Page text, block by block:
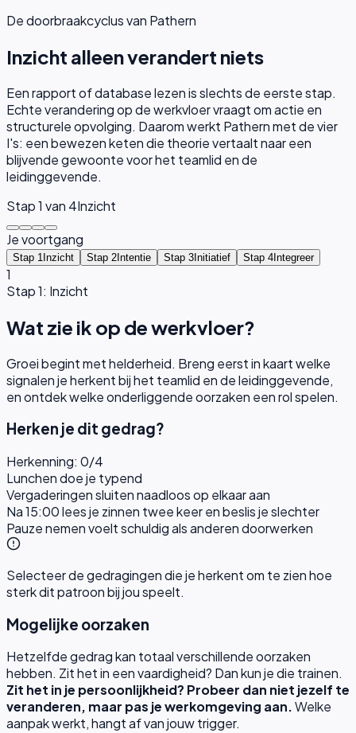
De doorbraakcyclus van Pathern
Inzicht alleen verandert niets
Een rapport of database lezen is slechts de eerste stap.
Echte verandering op de werkvloer vraagt om actie en
structurele opvolging. Daarom werkt Pathern met de vier
I's: een bewezen keten die theorie vertaalt naar een
blijvende gewoonte voor het teamlid en de
leidinggevende.
Stap1 van 4Inzicht
Je voortgang
Stap 1 Inzicht Stap 2Intentie Stap 3Initiatief Stap 4Integreer
1
Stap 1: Inzicht
Wat zie ik op de werkvloer?
Groei begint met helderheid. Breng eerst in kaart welke
signalen je herkent bij het teamlid en de leidinggevende,
en ontdek welke onderliggende oorzaken een rol spelen.
Herken je dit gedrag?
Herkenning: 0/4
Lunchen doe je typend
Vergaderingen sluiten naadloos op elkaar aan
Na 15:00 lees je zinnen twee keer en beslis je slechter
Pauze nemen voelt schuldig als anderen doorwerken
Selecteer de gedragingen die je herkent om te zien hoe
sterk dit patroon bij jou speelt.
Mogelijke oorzaken
Hetzelfde gedrag kan totaal verschillende oorzaken
hebben. Zit het in een vaardigheid? Dan kun je die trainen.
Zit het in je persoonlijkheid? Probeer dan niet jezelf te
veranderen, maar pas je werkomgeving aan.Welke
aanpak werkt, hangt af van jouw trigger.